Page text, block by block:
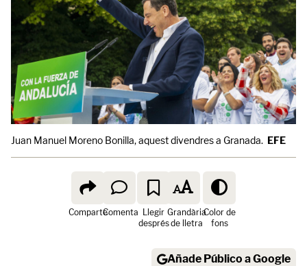
Juan Manuel Moreno Bonilla, aquest divendres a Granada. EFE
ComparteComenta Llegir
després
Grandària
de lletra
Color de
fons
Añade Público a Google